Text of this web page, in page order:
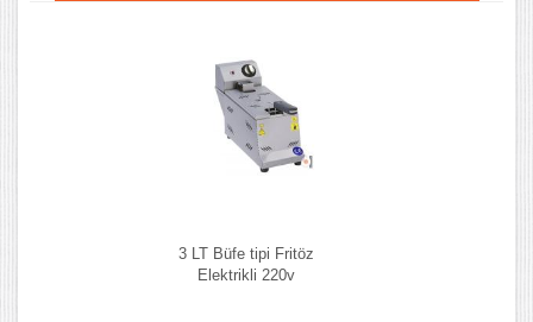
3 LT Büfe tipi Fritöz
Elektrikli 220v